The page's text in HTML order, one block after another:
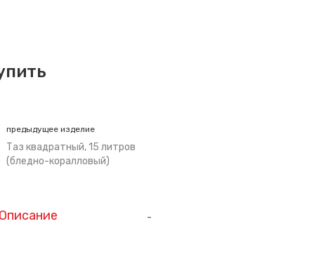
предыдущее изделие
Таз квадратный, 15 литров
(бледно-коралловый)
Описание -